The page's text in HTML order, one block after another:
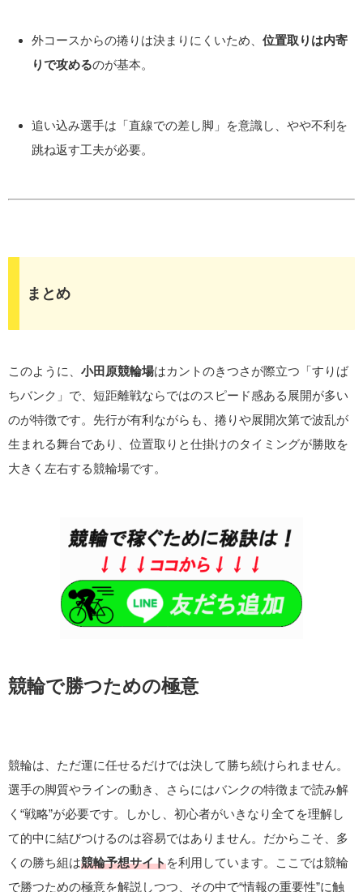
外コースからの捲りは決まりにくいため、 位置取りは内寄
りで攻めるのが基本。
追い込み選手は「直線での差し脚」を意識し、やや不利を
跳ね返す工夫が必要。
まとめ
このように、 小田原競輪場はカントのきつさが際立つ「すりば
ちバンク」で、短距離戦ならではのスピード感ある展開が多い
のが特徴です。先行が有利ながらも、捲りや展開次第で波乱が
生まれる舞台であり、位置取りと仕掛けのタイミングが勝敗を
大きく左右する競輪場です。
競輪で勝つための極意
競輪は、ただ運に任せるだけでは決して勝ち続けられません。
選手の脚質やラインの動き、さらにはバンクの特徴まで読み解
く“戦略”が必要です。しかし、初心者がいきなり全てを理解し
て的中に結びつけるのは容易ではありません。だからこそ、多
くの勝ち組は競輪予想サイトを利用しています。ここでは競輪
で勝つための極意を解説しつつ、その中で“情報の重要性”に触